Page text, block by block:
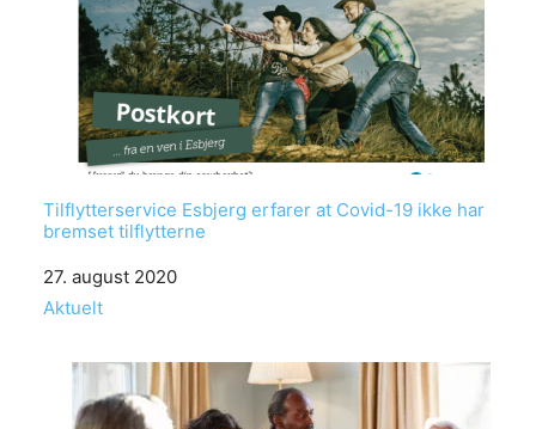
Tilflytterservice Esbjerg erfarer at Covid-19 ikke har
bremset tilflytterne
Date
27. august 2020
In relation to
Aktuelt